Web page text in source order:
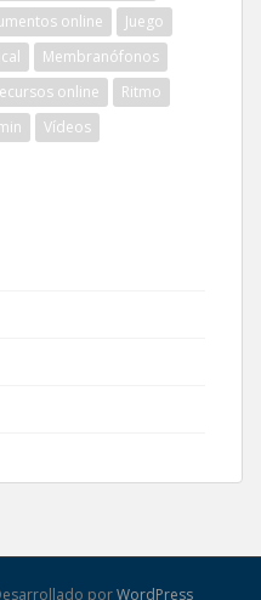
online
Juego
Membranófonos
online
Ritmo
Vídeos
porWordPress